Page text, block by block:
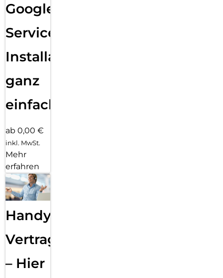
Google
Services
Installation
ganz
einfach
ab 0,00 €
inkl. MwSt.
Mehr
erfahren
Handy
Vertragsabwicklung
– Hier